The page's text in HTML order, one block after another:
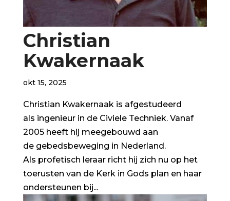
Christian
Kwakernaak
okt 15, 2025
Christian Kwakernaak is afgestudeerd
als ingenieur in de Civiele Techniek. Vanaf
2005 heeft hij meegebouwd aan
de gebedsbeweging in Nederland.
Als profetisch leraar richt hij zich nu op het
toerusten van de Kerk in Gods plan en haar
ondersteunen bij...